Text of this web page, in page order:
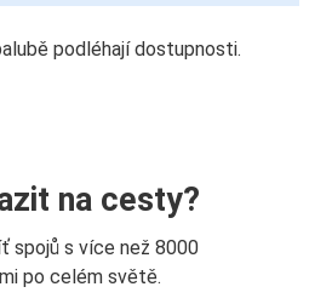
podléhají dostupnosti.
na cesty?
spojů s více než 8000
po celém světě.